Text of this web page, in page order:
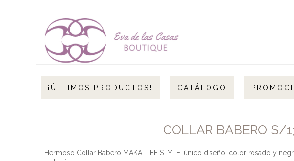
¡ÚLTIMOS PRODUCTOS! CATÁLOGO
COLLAR BABERO S/
Hermoso Collar Babero MAKA LIFE STYLE, único diseño, color rosado y